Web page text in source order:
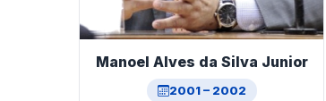
Manoel Alves da Silva Junior
2001 – 2002